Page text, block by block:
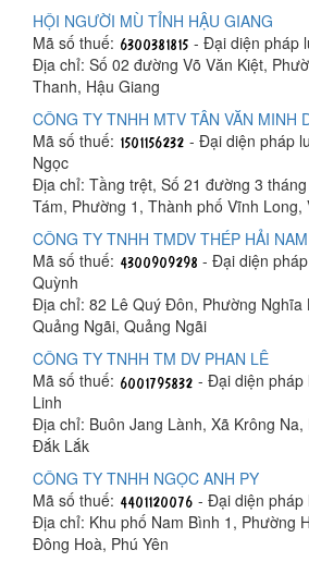
HỘI NGƯỜI MÙ TỈNH HẬU GIANG
Mã số thuế:
- Đại diện pháp
Địa chỉ: Số 02 đường Võ Văn Kiệt,
Thanh, Hậu Giang
CÔNG TY TNHH MTV TÂN VĂN MINH
Mã số thuế:
- Đại diện pháp
Ngọc
Địa chỉ: Tầng trệt, Số 21 đường 3
Tám, Phường 1, Thành phố Vĩnh Long,
CÔNG TY TNHH TMDV THÉP HẢI NAM
Mã số thuế:
- Đại diện
Quỳnh
Địa chỉ: 82 Lê Quý Đôn, Phường Nghĩa
Quảng Ngãi, Quảng Ngãi
CÔNG TY TNHH TM DV PHAN LÊ
Mã số thuế:
- Đại diện pháp
Linh
Địa chỉ: Buôn Jang Lành, Xã Krông
Đắk Lắk
CÔNG TY TNHH NGỌC ANH PY
Mã số thuế:
- Đại diện pháp
Địa chỉ: Khu phố Nam Bình 1, Phường
Đông Hoà, Phú Yên